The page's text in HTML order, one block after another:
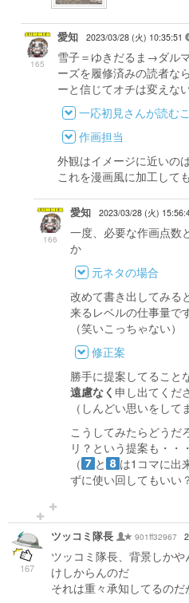
165
愛知 2023/03/28 (火) 10:35:51
雪子＝ゆきだるま→ダル
ーズを履修済みの読者な
ーと信じてオチは変えな
一応初見さんが読む
作画担当
外観はイメージに近いの
これを漫画風に加工して
166
愛知 2023/03/28 (火)
一度、必要な作画点数
か
元ネタの場合
改めて書き出してみる
来るレベルの仕事量で
（笑いこっちゃない）
修正案
勝手に提案してること
遠慮なく 申し出てくだ
（しんどい思いをして
こうしてみたらどうだ
リ？という提案も・・・
（
と
は1コマに出
ずに使い回してもいい
167
ツッコミ隊長 901ff32967
ツッコミ隊長、背景しか
けしからんのだ
それは重々承知してるのだ